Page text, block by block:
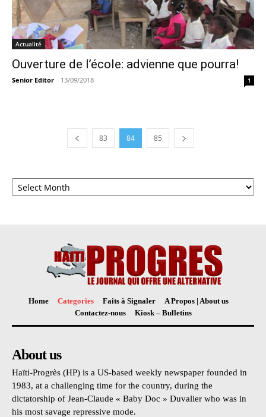
Actualité
Ouverture de l’école: advienne que pourra!
Senior Editor - 13/09/2018 1
83 84 85
Archives
Home Categories Faits à Signaler
A Propos | About us
Contactez-nous
Kiosk – Bulletins
About us
Haïti-Progrès (HP) is a US-based weekly newspaper founded in
1983, at a challenging time for the country, during the
dictatorship of Jean-Claude « Baby Doc » Duvalier who was in
his most savage repressive mode.